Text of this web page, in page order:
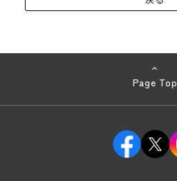
Page Top